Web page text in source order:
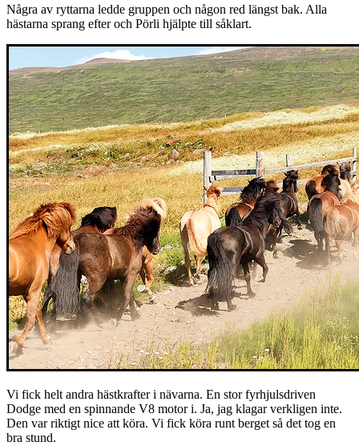
Några av ryttarna ledde gruppen och någon red längst bak. Alla
hästarna sprang efter och Pörli hjälpte till såklart.
Vi fick helt andra hästkrafter i nävarna. En stor fyrhjulsdriven
Dodge med en spinnande V8 motor i. Ja, jag klagar verkligen inte.
Den var riktigt nice att köra. Vi fick köra runt berget så det tog en
bra stund.